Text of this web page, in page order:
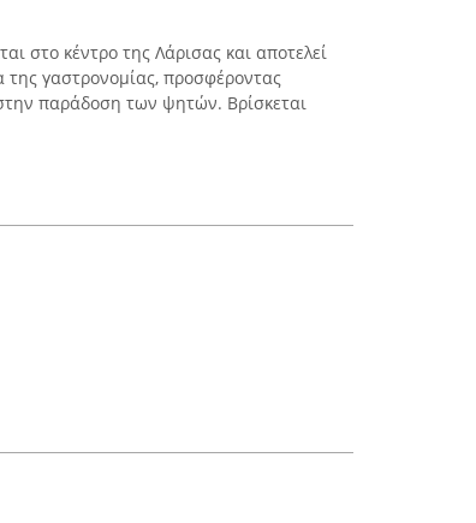
στο κέντρο της Λάρισας και αποτελεί
της γαστρονομίας, προσφέροντας
παράδοση των ψητών. Βρίσκεται